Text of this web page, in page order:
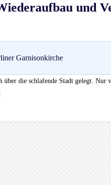
und
Garnisonkirche
die schlafende Stadt gelegt. Nur